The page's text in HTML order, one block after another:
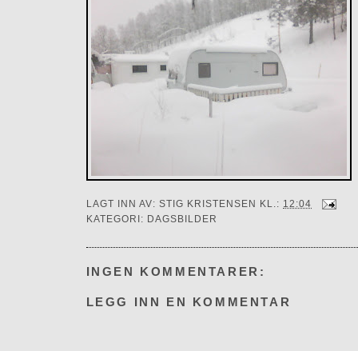
LAGT INN AV: STIG KRISTENSEN KL.: 12:04
KATEGORI: DAGSBILDER
INGEN KOMMENTARER:
LEGG INN EN KOMMENTAR